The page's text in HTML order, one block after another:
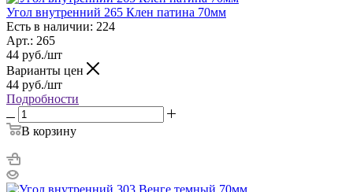
Угол внутренний 265 Клен патина 70мм
Есть в наличии: 224
Арт.: 265
44 руб./шт
Варианты цен
44 руб./шт
Подробности
В корзину